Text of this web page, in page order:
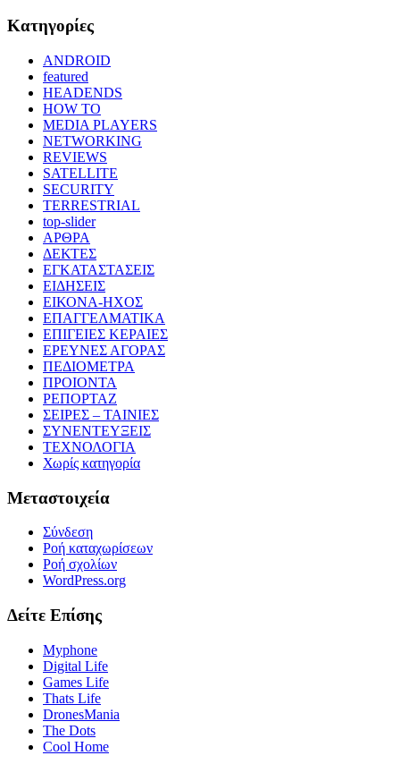
Kατηγορίες
ANDROID
featured
HEADENDS
HOW TO
MEDIA PLAYERS
NETWORKING
REVIEWS
SATELLITE
SECURITY
TERRESTRIAL
top-slider
ΑΡΘΡΑ
ΔΕΚΤΕΣ
ΕΓΚΑΤΑΣΤΑΣΕΙΣ
ΕΙΔΗΣΕΙΣ
ΕΙΚΟΝΑ-ΗΧΟΣ
ΕΠΑΓΓΕΛΜΑΤΙΚΑ
ΕΠΙΓΕΙΕΣ ΚΕΡΑΙΕΣ
ΕΡΕΥΝΕΣ ΑΓΟΡΑΣ
ΠΕΔΙΟΜΕΤΡΑ
ΠΡΟΙΟΝΤΑ
ΡΕΠΟΡΤΑΖ
ΣΕΙΡΕΣ – ΤΑΙΝΙΕΣ
ΣΥΝΕΝΤΕΥΞΕΙΣ
ΤΕΧΝΟΛΟΓΙΑ
Χωρίς κατηγορία
Μεταστοιχεία
Σύνδεση
Ροή καταχωρίσεων
Ροή σχολίων
WordPress.org
Δείτε Επίσης
Myphone
Digital Life
Games Life
Thats Life
DronesMania
The Dots
Cool Home